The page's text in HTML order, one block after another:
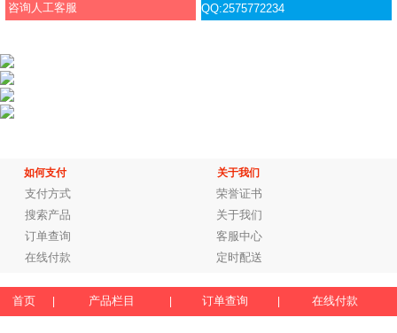
咨询人工客服 QQ:2575772234
如何支付 关于我们
支付方式
荣誉证书
搜索产品
关于我们
订单查询
客服中心
在线付款
定时配送
首页 产品栏目 订单查询 在线付款